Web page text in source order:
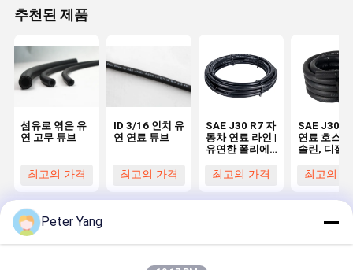
추천된 제품
섬유로 엮은 유
연 고무 튜브
최고의 가격
ID 3/16 인치 유
연 연료 튜브
최고의 가격
SAE J30 R7 자
동차 연료 라인 |
유연한 폴리에
린 & 오일 호스
최고의 가격
SAE
연료 호스 –
솔린, 디젤,
투과성 잠
최고의
사이트맵 연락처 Desktop Site
Peter Yang